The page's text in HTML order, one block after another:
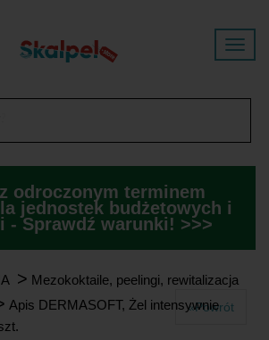
odroczonym terminem
jednostek budżetowych i
- Sprawdź warunki! >>>
> Mezokoktaile, peelingi, rewitalizacja
Apis DERMASOFT, Żel intensywnie
«Powrót